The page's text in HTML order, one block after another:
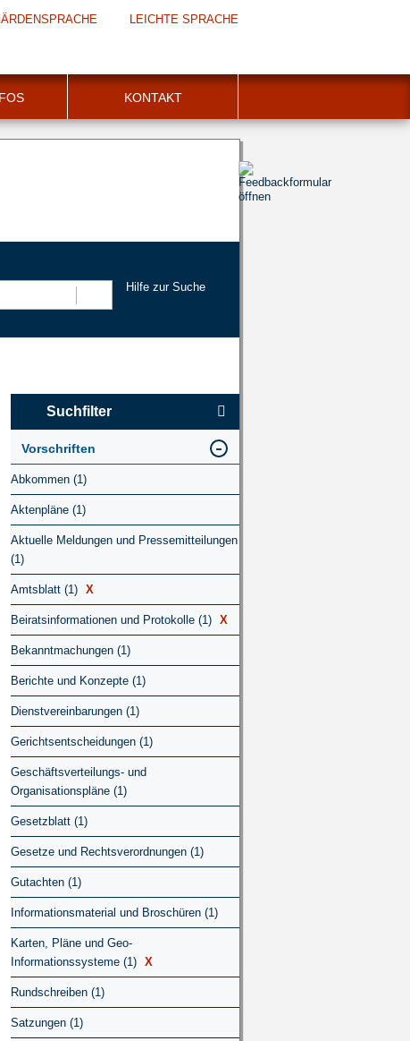
LEICHTE SPRACHE
KONTAKT
Hilfe zur Suche
Suchfilter
Vorschriften
Abkommen (1)
Aktenpläne (1)
Aktuelle Meldungen und Pressemitteilungen
(1)
Amtsblatt (1) X
Beiratsinformationen und Protokolle (1) X
Bekanntmachungen (1)
Berichte und Konzepte (1)
Dienstvereinbarungen (1)
Gerichtsentscheidungen (1)
Geschäftsverteilungs- und
Organisationspläne (1)
Gesetzblatt (1)
Gesetze und Rechtsverordnungen (1)
Gutachten (1)
Informationsmaterial und Broschüren (1)
Karten, Pläne und Geo-
Informationssysteme (1) X
Rundschreiben (1)
Satzungen (1)